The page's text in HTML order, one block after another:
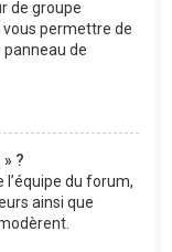
de groupe
permettre de
de
?
du forum,
ainsi que